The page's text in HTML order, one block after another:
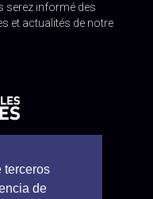
terceros
de
serez informé des
et actualités de notre